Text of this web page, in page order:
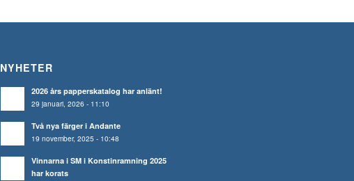
NYHETER
2026 års papperskatalog har anlänt!
29 januari, 2026 - 11:10
Två nya färger i Andante
19 november, 2025 - 10:48
Vinnarna i SM i Konstinramning 2025
har korats